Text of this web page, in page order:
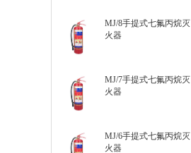
MJ/8手提式七氟丙烷灭
火器
MJ/7手提式七氟丙烷灭
火器
MJ/6手提式七氟丙烷灭
火器